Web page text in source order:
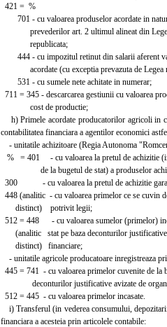
421 = %
701 - cu valoarea produselor acordate in
prevederilor art. 2 ultimul alineat din
republicata;
444 - cu impozitul retinut din salarii aferent
acordate (cu exceptia prevazuta de Legea
531 - cu sumele nete achitate in numerar;
711 = 345 - descarcarea gestiunii cu valoarea
cost de productie;
h) Primele acordate producatorilor agricoli in
contabilitatea financiara a agentilor economici
- unitatile achizitoare (Regia Autonoma
% = 401 - cu valoarea la pretul de achizitie
de la bugetul de stat) a produselor
300 - cu valoarea la pretul de achizitie
448 (analitic - cu valoarea primelor ce se cuvin
distinct) potrivit legii;
512 = 448 - cu valoarea sumelor (primelor)
(analitic stat pe baza deconturilor justificative
distinct) financiare;
- unitatile agricole producatoare inregistreaza
445 = 741 - cu valoarea primelor cuvenite de la
deconturilor justificative avizate de
512 = 445 - cu valoarea primelor incasate.
i) Transferul (in vederea consumului,
financiara a acesteia prin articolele contabile: